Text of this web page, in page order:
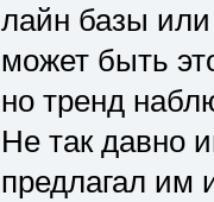
лайн базы
может быть
но тренд
Не так давно
предлагал им